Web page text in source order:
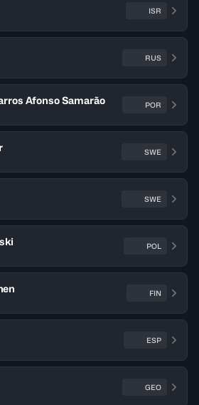
ISR
RUS
Afonso Samarão POR
SWE
SWE
POL
FIN
ESP
GEO